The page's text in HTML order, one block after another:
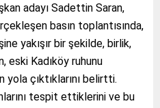
adayı Sadettin Saran,
basın toplantısında,
yakışır bir şekilde, birlik,
eski Kadıköy ruhunu
çıktıklarını belirtti.
tespit ettiklerini ve bu